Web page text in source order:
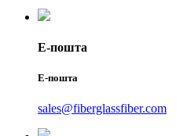
Е-пошта
Е-пошта
sales@fiberglassfiber.com